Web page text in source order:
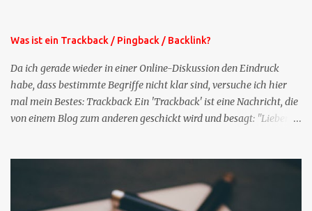
Was ist ein Trackback / Pingback / Backlink?
Da ich gerade wieder in einer Online-Diskussion den Eindruck
habe, dass bestimmte Begriffe nicht klar sind, versuche ich hier
mal mein Bestes: Trackback Ein 'Trackback' ist eine Nachricht, die
von einem Blog zum anderen geschickt wird und besagt: "Lieber
was ich zu deinem Inhalt zu sagen hatte." Diese
Nachrichtenfunktion wird 'angestoßen' in dem 'mein' Blog an die